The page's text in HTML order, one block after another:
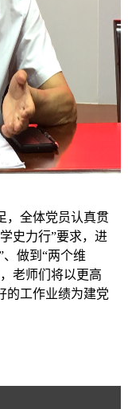
，全体党员认真贯
史力行”要求，进
、做到“两个维
老师们将以更高
的工作业绩为建党